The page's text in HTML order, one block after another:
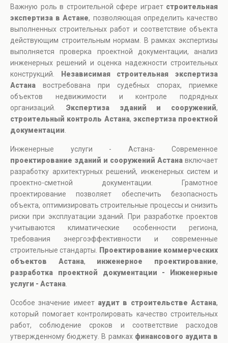
Важную роль в строительной сфере играет строительная
экспертиза в Астане, позволяющая определить качество
выполненных строительных работ и соответствие объекта
действующим строительным нормам. В рамках экспертизы
выполняется проверка проектной документации, анализ
инженерных решений и оценка надежности строительных
конструкций.
Независимая строительная экспертиза
Астана востребована при судебных спорах, приемке
объектов недвижимости и контроле подрядных
организаций. Экспертиза зданий и сооружений,
строительный контроль Астана, экспертиза проектной
документации
Инженерные услуги - Астана- Современное
проектирование зданий и сооружений Астана включает
разработку архитектурных решений, инженерных систем и
проектно-сметной документации. Грамотное
проектирование позволяет обеспечить безопасность
объекта, оптимизировать строительные процессы и снизить
риски при эксплуатации зданий. При разработке проектов
учитываются климатические особенности региона,
требования энергоэффективности и современные
строительные стандарты.
Проектирование коммерческих
объектов Астана, инженерное проектирование,
разработка проектной документации - Инженерные
услуги - Астана
Особое значение имеет аудит в строительстве Астана,
который помогает контролировать качество строительных
работ, соблюдение сроков и соответствие расходов
утвержденному бюджету. В рамках финансового аудита в